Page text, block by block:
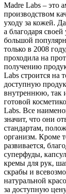
Madre Labs – это
производством
уходу за кожей.
а благодаря
большой
только в 2008
проходила на
получению
Labs строится на
доступную
внутреннюю, так
готовой
Labs. Все
значит, что они
стандартам,
организм. Кроме
развивается,
суперфуды,
кремы для рук,
скрабы и
натуральной
за доступную